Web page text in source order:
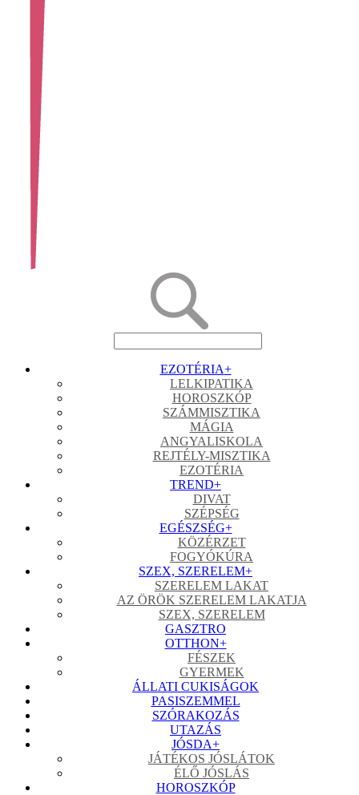
EZOTÉRIA+
LELKIPATIKA
HOROSZKÓP
SZÁMMISZTIKA
MÁGIA
ANGYALISKOLA
REJTÉLY-MISZTIKA
EZOTÉRIA
TREND+
DIVAT
SZÉPSÉG
EGÉSZSÉG+
KÖZÉRZET
FOGYÓKÚRA
SZEX, SZERELEM+
SZERELEM LAKAT
AZ ÖRÖK SZERELEM LAKATJA
SZEX, SZERELEM
GASZTRO
OTTHON+
FÉSZEK
GYERMEK
ÁLLATI CUKISÁGOK
PASISZEMMEL
SZÓRAKOZÁS
UTAZÁS
JÓSDA+
JÁTÉKOS JÓSLÁTOK
ÉLŐ JÓSLÁS
HOROSZKÓP